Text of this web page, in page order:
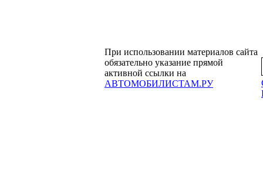
При использовании материалов сайта
обязательно указание прямой
активной ссылки на
АВТОМОБИЛИСТАМ.РУ